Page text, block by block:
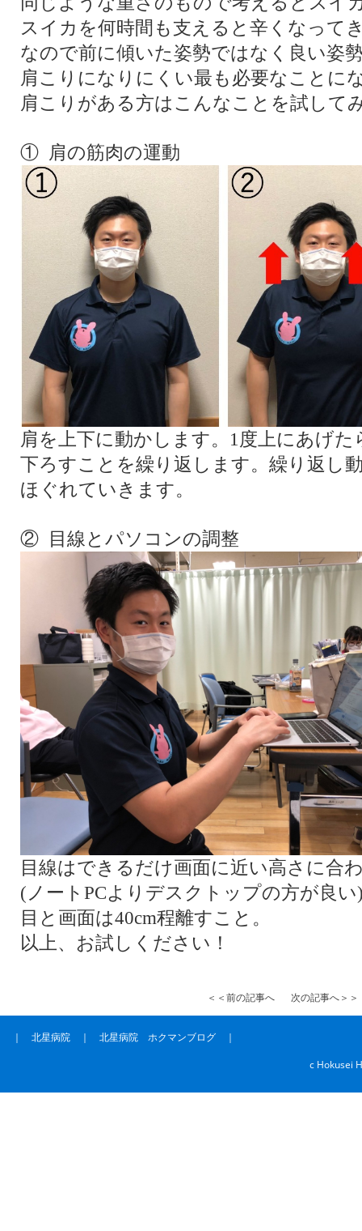
スイカを何時間も支えると辛くなって
なので前に傾いた姿勢ではなく良い姿
肩こりになりにくい最も必要なことに
肩こりがある方はこんなことを試して
① 肩の筋肉の運動
肩を上下に動かします。1度上にあげた
下ろすことを繰り返します。繰り返し
ほぐれていきます。
② 目線とパソコンの調整
目線はできるだけ画面に近い高さに合
(ノートPCよりデスクトップの方が良い
目と画面は40cm程離すこと。
以上、お試しください！
＜＜前の記事へ 次の記事へ＞＞
｜ 北星病院 ｜ 北星病院 ホクマンブログ ｜
c Hokusei